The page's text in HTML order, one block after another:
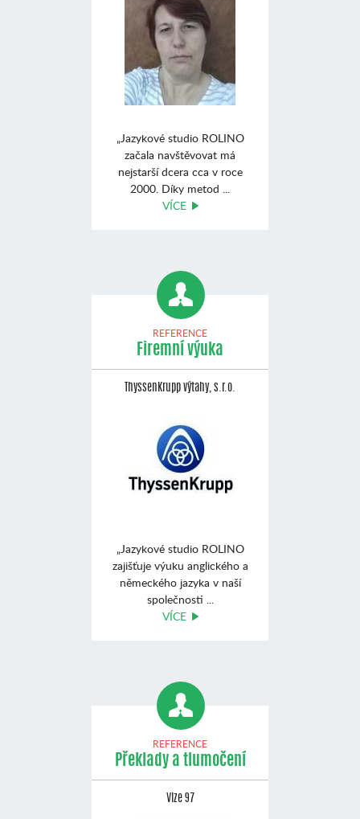
„Jazykové studio ROLINO
začala navštěvovat má
nejstarší dcera cca v roce
2000. Díky metod ...
VÍCE
REFERENCE
Firemní výuka
ThyssenKrupp výtahy, s.r.o.
„Jazykové studio ROLINO
zajišťuje výuku anglického a
německého jazyka v naší
společnosti ...
VÍCE
REFERENCE
Překlady a tlumočení
Vize 97